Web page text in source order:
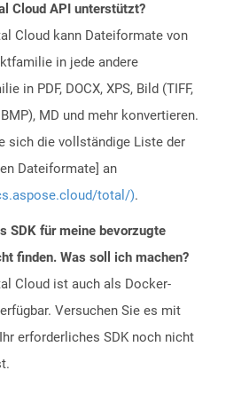
Cloud API unterstützt?
Cloud kann Dateiformate von
in jede andere
in PDF, DOCX, XPS, Bild (TIFF,
BMP), MD und mehr konvertieren.
sich die vollständige Liste der
Dateiformate] an
total/).
SDK für meine bevorzugte
finden. Was soll ich machen?
Cloud ist auch als Docker-
Versuchen Sie es mit
erforderliches SDK noch nicht